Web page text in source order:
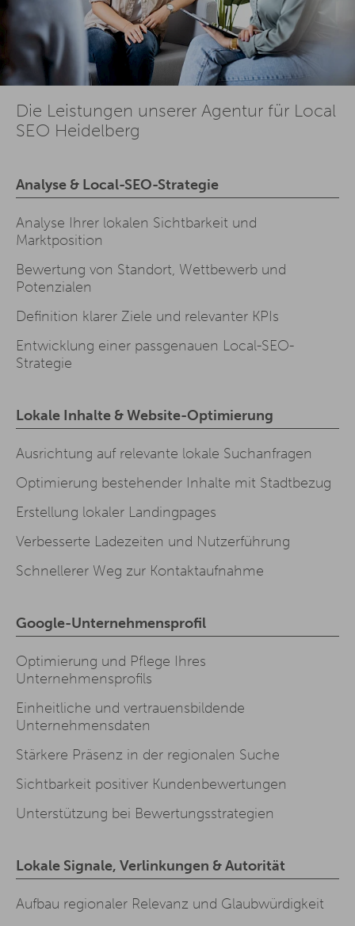
Die Leistungen unserer Agentur für Local
SEO Heidelberg
Analyse & Local-SEO-Strategie
Analyse Ihrer lokalen Sichtbarkeit und
Marktposition
Bewertung von Standort, Wettbewerb und
Potenzialen
Definition klarer Ziele und relevanter KPIs
Entwicklung einer passgenauen Local-SEO-
Strategie
Lokale Inhalte & Website-Optimierung
Ausrichtung auf relevante lokale Suchanfragen
Optimierung bestehender Inhalte mit Stadtbezug
Erstellung lokaler Landingpages
Verbesserte Ladezeiten und Nutzerführung
Schnellerer Weg zur Kontaktaufnahme
Google-Unternehmensprofil
Optimierung und Pflege Ihres
Unternehmensprofils
Einheitliche und vertrauensbildende
Unternehmensdaten
Stärkere Präsenz in der regionalen Suche
Sichtbarkeit positiver Kundenbewertungen
Unterstützung bei Bewertungsstrategien
Lokale Signale, Verlinkungen & Autorität
Aufbau regionaler Relevanz und Glaubwürdigkeit